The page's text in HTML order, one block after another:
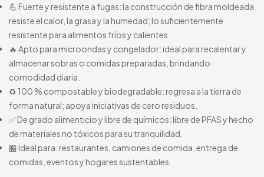
💪 Fuerte y resistente a fugas: la construcción de fibra moldeada
resiste el calor, la grasa y la humedad; lo suficientemente
resistente para alimentos fríos y calientes
🔥 Apto para microondas y congelador: ideal para recalentar y
almacenar sobras o comidas preparadas, brindando
comodidad diaria.
♻️ 100 % compostable y biodegradable: regresa a la tierra de
forma natural; apoya iniciativas de cero residuos.
✅ De grado alimenticio y libre de químicos: libre de PFAS y hecho
de materiales no tóxicos para su tranquilidad.
🏪 Ideal para: restaurantes, camiones de comida, entrega de
comidas, eventos y hogares sustentables.